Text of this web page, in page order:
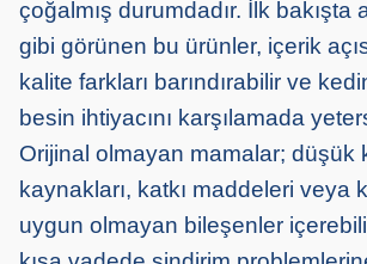
çoğalmış durumdadır. İlk bakışta
gibi görünen bu ürünler, içerik
kalite farkları barındırabilir ve
besin ihtiyacını karşılamada
Orijinal olmayan mamalar; düşük
kaynakları, katkı maddeleri veya
uygun olmayan bileşenler